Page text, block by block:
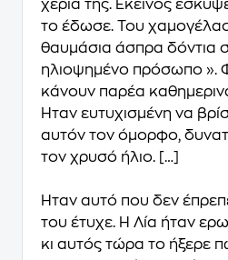
χέρια της. Εκείνος
το έδωσε. Του
θαυμάσια άσπρα δόντια
ηλιοψημένο πρόσωπο ».
κάνουν παρέα
Ήταν ευτυχισμένη να
αυτόν τον όμορφο,
τον χρυσό ήλιο. […]
Ήταν αυτό που δεν
του έτυχε. Η Λία ήταν
κι αυτός τώρα το ήξερε